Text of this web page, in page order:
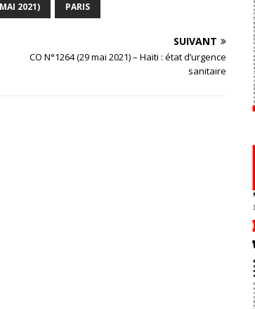
2021) PARIS
SUIVANT
CO N°1264 (29 mai 2021) – Haïti : état d’urgence
sanitaire